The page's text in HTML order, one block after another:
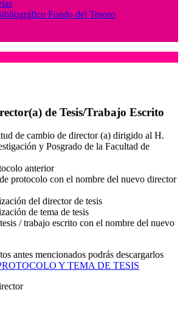
Fondo del Tesoro
de Tesis/Trabajo Escrito
de cambio de director (a) dirigido al H.
y Posgrado de la Facultad de
anterior
protocolo con el nombre del nuevo director
del director de tesis
de tema de tesis
/ trabajo escrito con el nombre del nuevo
antes mencionados podrás descargarlos
Y TEMA DE TESIS